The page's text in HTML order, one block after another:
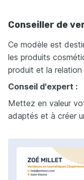
Conseiller de
Ce modèle est
les produits
produit et la relation
Conseil d'expert :
Mettez en valeur
adaptés et à créer